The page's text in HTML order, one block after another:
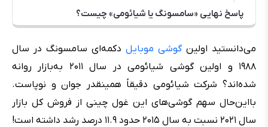
پاسخ نهایی «سامسونگ یا شیائومی» چیست؟
می‌دانستید اولینگوشی موبایل دکمه‌ای سامسونگ در سال
۱۹۸۸ و اولین گوشی شیائومی در سال ۲۰۱۱ به‌بازار روانه
شده‌اند؟ شرکت شیائومی دقیقاً همینقدر جوان و نوپاست.
بااین‌حال سهم گوشی‌های این غول چینی از فروش کل بازار
سال ۲۰۲۱ نسبت به سال ۲۰۱۵ حدود ۱۱.۹ درصد رشد داشته است!